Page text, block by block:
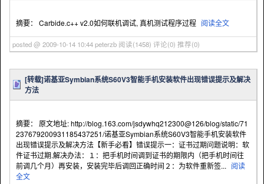
摘要： Carbide.c++ v2.0如何联机调试, 真机测试程序过程 阅读全文
posted @ 2009-10-14 10:44 peterzb 阅读(1458) 评论(0) 推荐(0)
[转载]诺基亚Symbian系统S60V3智能手机安装软件出现错误提示及解决
方法
摘要： 原文地址: http://blog.163.com/jsdywhq212300@126/blog/static/71
237679200931185437251/诺基亚Symbian系统S60V3智能手机安装软件
出现错误提示及解决方法【新手必看】错误提示一：证书过期问题说明：软
件证书过期.解决办法：１：把手机时间调到证书的期限内（把手机时间往
前调几个月）再安装，安装完毕后调回正确时间２：为软件重新签... 阅读
全文